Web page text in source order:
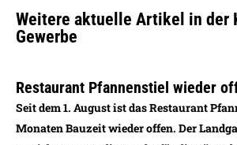
Weitere aktuelle Artikel in der
Gewerbe
Restaurant Pfannenstiel wieder
Seit dem 1. August ist das Restaurant
Monaten Bauzeit wieder offen. Der